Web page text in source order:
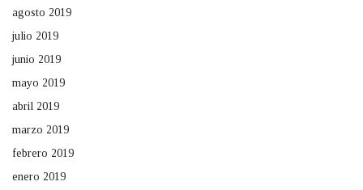
agosto 2019
julio 2019
junio 2019
mayo 2019
abril 2019
marzo 2019
febrero 2019
enero 2019